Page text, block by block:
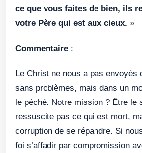
ce que vous faites de bien, ils
votre Père qui est aux cieux. »
Commentaire :
Le Christ ne nous a pas envoyés
sans problèmes, mais dans un
le péché. Notre mission ? Être le
ressuscite pas ce qui est mort,
corruption de se répandre. Si
foi s’affadir par compromission